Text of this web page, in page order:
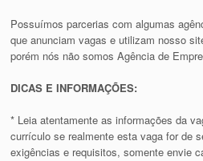
Possuímos parcerias com algumas
que anunciam vagas e utilizam nosso
porém nós não somos Agência de
DICAS E INFORMAÇÕES:
* Leia atentamente as informações da
currículo se realmente esta vaga for de
exigências e requisitos, somente envie